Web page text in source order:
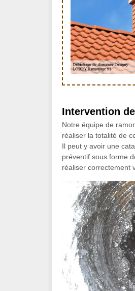
Intervention
Notre équipe de
réaliser la totalité de
Il peut y avoir une
préventif sous forme
réaliser correctement